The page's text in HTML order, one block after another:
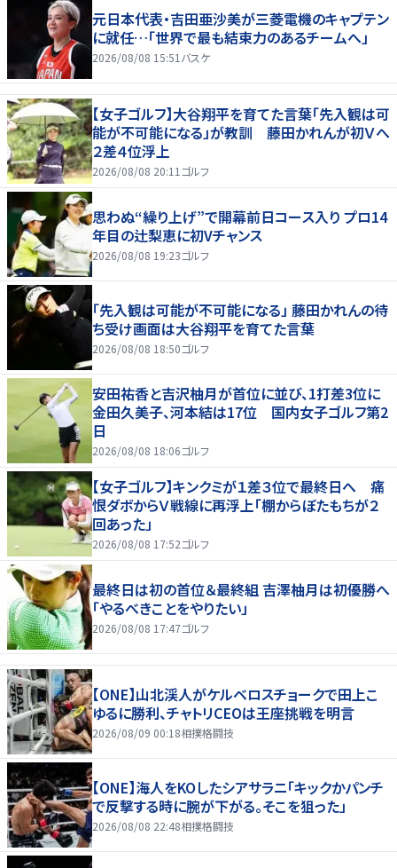
元日本代表・吉田亜沙美が三菱電機のキャプテン
に就任…「世界で最も結束力のあるチームへ」
2026/08/08 15:51 バスケ
【女子ゴルフ】大谷翔平を育てた言葉「先入観は可
能が不可能になる」が教訓 藤田かれんが初Ｖへ
２差４位浮上
2026/08/08 20:11ゴルフ
思わぬ“繰り上げ”で開幕前日コース入り プロ14
年目の辻梨恵に初Vチャンス
2026/08/08 19:23ゴルフ
「先入観は可能が不可能になる」 藤田かれんの待
ち受け画面は大谷翔平を育てた言葉
2026/08/08 18:50ゴルフ
安田祐香と吉沢柚月が首位に並び、1打差3位に
金田久美子、河本結は17位 国内女子ゴルフ第2
日
2026/08/08 18:06ゴルフ
【女子ゴルフ】キンクミが１差３位で最終日へ 痛
恨ダボからＶ戦線に再浮上「棚からぼたもちが２
回あった」
2026/08/08 17:52ゴルフ
最終日は初の首位＆最終組 吉澤柚月は初優勝へ
「やるべきことをやりたい」
2026/08/08 17:47ゴルフ
【ONE】山北渓人がケルベロスチョークで田上こ
ゆるに勝利、チャトリCEOは王座挑戦を明言
2026/08/09 00:18相撲格闘技
【ONE】海人をKOしたシアサラニ「キックかパンチ
で反撃する時に腕が下がる。そこを狙った」
2026/08/08 22:48相撲格闘技